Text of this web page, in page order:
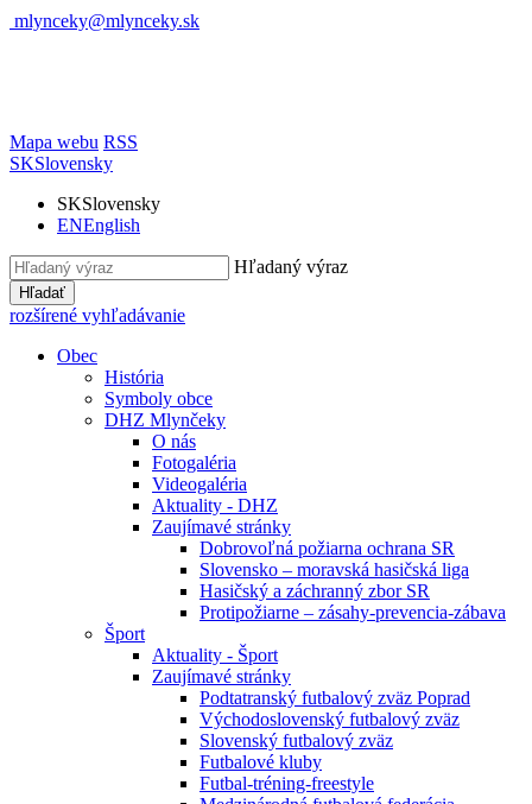
mlynceky@mlynceky.sk
Mapa webu RSS
SKSlovensky
SKSlovensky
ENEnglish
Hľadaný výraz
Hľadať
rozšírené vyhľadávanie
Obec
História
Symboly obce
DHZ Mlynčeky
O nás
Fotogaléria
Videogaléria
Aktuality - DHZ
Zaujímavé stránky
Dobrovoľná požiarna ochrana SR
Slovensko – moravská hasičská liga
Hasičský a záchranný zbor SR
Protipožiarne – zásahy-prevencia-zábava
Šport
Aktuality - Šport
Zaujímavé stránky
Podtatranský futbalový zväz Poprad
Východoslovenský futbalový zväz
Slovenský futbalový zväz
Futbalové kluby
Futbal-tréning-freestyle